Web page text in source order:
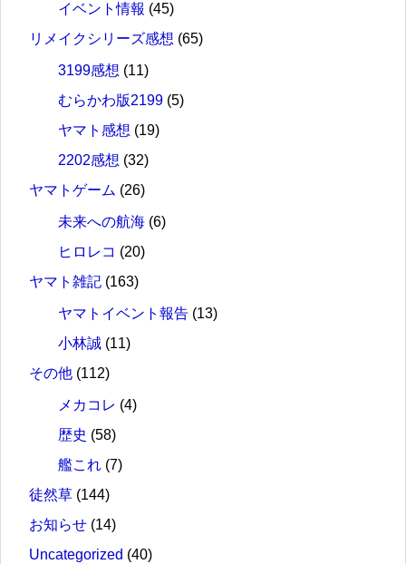
イベント情報 (45)
リメイクシリーズ感想 (65)
3199感想 (11)
むらかわ版2199 (5)
ヤマト感想 (19)
2202感想 (32)
ヤマトゲーム (26)
未来への航海 (6)
ヒロレコ (20)
ヤマト雑記 (163)
ヤマトイベント報告 (13)
小林誠 (11)
その他 (112)
メカコレ (4)
歴史 (58)
艦これ (7)
徒然草 (144)
お知らせ (14)
Uncategorized (40)